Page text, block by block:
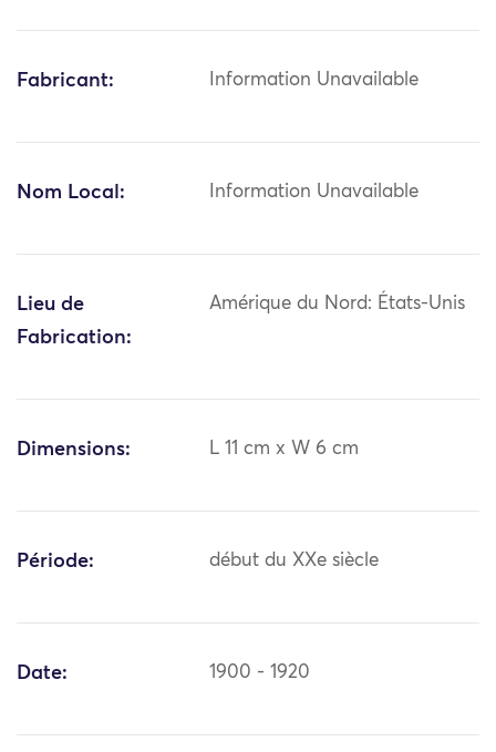
Fabricant: Information Unavailable
Nom Local: Information Unavailable
Lieu de
Fabrication:
Amérique du Nord: États-Unis
Dimensions: L 11 cm x W 6 cm
Période: début du XXe siècle
Date: 1900 - 1920